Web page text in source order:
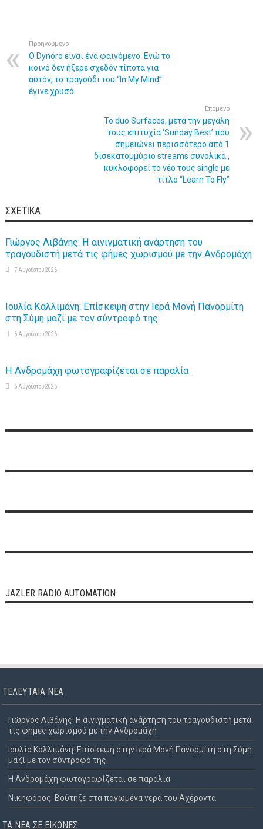
Προηγούμενο
Ο Dynoro είναι ένα φαινόμενο. Ενώ το
κοινό δεν ήξερε σχεδόν τίποτα για
αυτόν, το τραγούδι του “In My Mind”
έγινε χρυσό.
Επόμενο
To duo Surfaces, μετά την μεγάλη
τους επιτυχία ‘Sunday Best’ που
σημειώνει περισσότερο από 1
δισεκατομμύριο streams συνολικά ,
κυκλοφορεί το νέο τους single με
τίτλο “Learn To Fly”
ΣΧΕΤΙΚΆ
Γιώργος Λιβάνης: Η αινιγματική ανάρτηση του
τραγουδιστή μετά τις φήμες χωρισμού με την Ανδρομάχη
7 Αυγούστου 2026
Ιουλία Καλλιμάνη: Επίσκεψη στην Ιερά Μονή Πανορμίτη
στη Σύμη μαζί με τον σύντροφό της
6 Αυγούστου 2026
Η Ανδρομάχη φωτογραφίζεται σε παραλία
5 Αυγούστου 2026
JAZLER RADIO AUTOMATION
ΤΕΛΕΥΤΑΊΑ ΝΈΑ
Γιώργος Λιβάνης: Η αινιγματική ανάρτηση του τραγουδιστή μετά
τις φήμες χωρισμού με την Ανδρομάχη
Ιουλία Καλλιμάνη: Επίσκεψη στην Ιερά Μονή Πανορμίτη στη Σύμη
μαζί με τον σύντροφό της
Η Ανδρομάχη φωτογραφίζεται σε παραλία
Νικηφόρος: Βούτηξε στα παγωμένα νερά του Αχέροντα
ΤΑ ΝΈΑ ΣΕ ΕΙΚΌΝΕΣ